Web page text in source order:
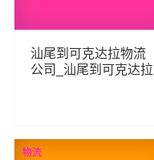
汕尾到可克达拉物流
公司_汕尾到可克达拉
266 查看详细
物流